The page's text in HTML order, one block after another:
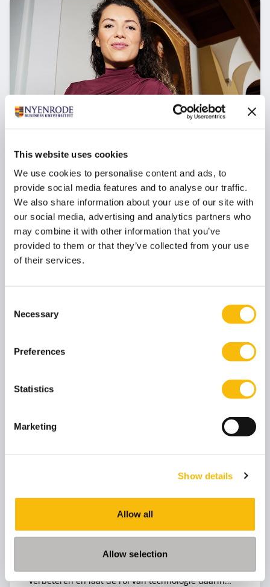
This website uses cookies
We use cookies to personalise content and ads, to
provide social media features and to analyse our traffic.
We also share information about your use of our site with
our social media, advertising and analytics partners who
may combine it with other information that you’ve
provided to them or that they’ve collected from your use
of their services.
Selection
Necessary
Preferences
Statistics
Marketing
Show details
Allow all
Allow selection
30 oktober 2026
Taal:
Nederlands
Locatie:
Breukelen
De essentie van bedrijfskunde in 1 jaar in deeltijd.
Ideaal als jij als manager een steeds grotere
te maken hebt met vakoverstijgende uitdagingen.
Business Process Management
Locatie:
verbeteren en laat de rol van technologie daarin